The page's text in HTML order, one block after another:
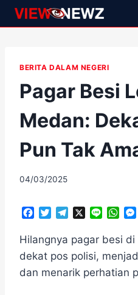
Skip
to
BERITA DALAM NEGERI
Pagar Besi
Medan:
Pun Tak
By
04/03/2025
c
b
o
i
t
e
e
g
r
n
W
a
s
A
Hilangnya pagar besi
dekat pos polisi,
dan menarik perhatian